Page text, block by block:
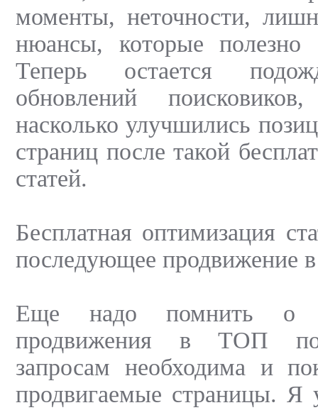
моменты, неточности,
нюансы, которые полезно
Теперь остается
обновлений
насколько улучшились
страниц после такой
статей.
Бесплатная оптимизация
последующее продвижение
Еще надо помнить о
продвижения в ТОП по
запросам необходима и
продвигаемые страницы. Я